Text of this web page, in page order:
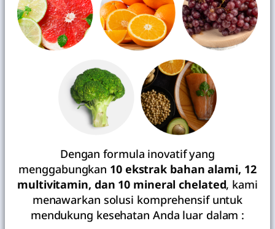
Dengan formula inovatif yang
menggabungkan 10 ekstrak bahan alami, 12
multivitamin, dan 10 mineral chelated, kami
menawarkan solusi komprehensif untuk
mendukung kesehatan Anda luar dalam :